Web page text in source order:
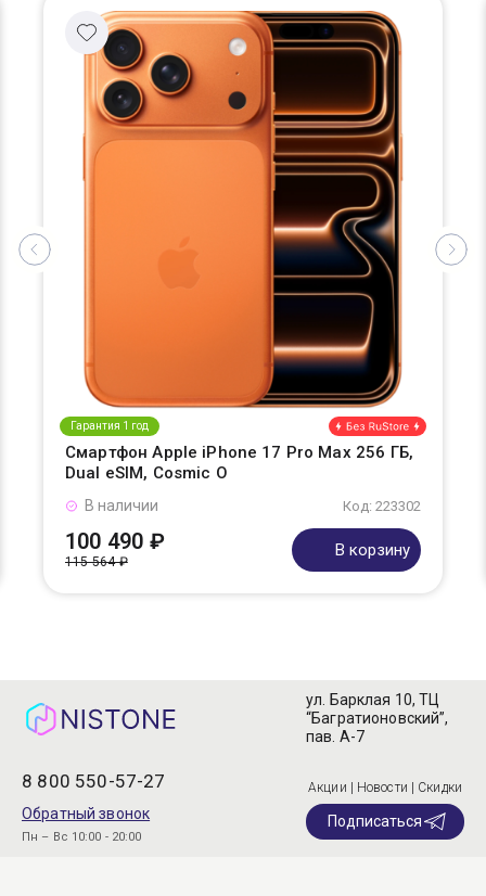
Гарантия 1 год
Смартфон Apple iPhone 17 Pro Max 256 ГБ,
Dual eSIM, Cosmic O
Код: 223302
В наличии
100 490 ₽
115 564 ₽
В корзину
8 800 550-57-27
Обратный звонок
Пн – Вс 10:00 - 20:00
ул. Барклая 10, ТЦ
“Багратионовский”,
пав. А-7
Акции | Новости | Скидки
Подписаться